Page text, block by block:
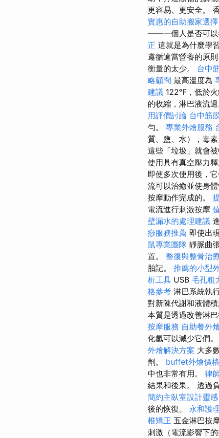
更容易、更安全。
實惠的自助搬家選擇
——一個人是否可以
正 這就是為什麼學
遵循適當營養的原
衡量的太少。 台中
略顧問 最高溫度為
建議 122°F，低於
的收縮，淋巴液流過
用評價討論 台中筋
勻。 專業外燴服務
質、鹽、水），毒
這些「垃圾」就會
使用具有真空壓力
即使多次使用後，
流可以治癒並使身
按摩動作完成的。
電流進行刺激按摩
壁漏水的處理建議
痧服務推薦 即使出
鼠專業團隊 靜脈曲
置。 整復與整骨治
胎記。 推薦的小型
析工具 USB 毛孔粗
格參考 淋巴系統執
對新陳代謝和液體
本質是透過改善淋
按摩服務 自助餐外
化氫可以減少它們。
外燴解決方案 大多
劑。 buffet外燴價
中也非常有用。 律
結果和後果。 透過
簡約主臥室設計靈感
後的恢復。 永和護
椎矯正 五金淋巴按
刺激（電流影響下